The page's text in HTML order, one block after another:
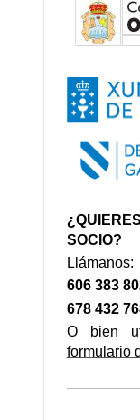
SOCIO?
Llámanos:
606 383
678 432
O bien
formulario